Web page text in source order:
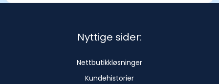
Nyttige sider:
Nettbutikkløsninger
Kundehistorier